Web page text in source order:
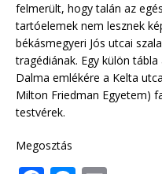
felmerült, hogy talán az
tartóelemek nem lesznek
békásmegyeri Jós utcai
tragédiának. Egy külön
Dalma emlékére a Kelta
Milton Friedman Egyetem)
testvérek.
Megosztás